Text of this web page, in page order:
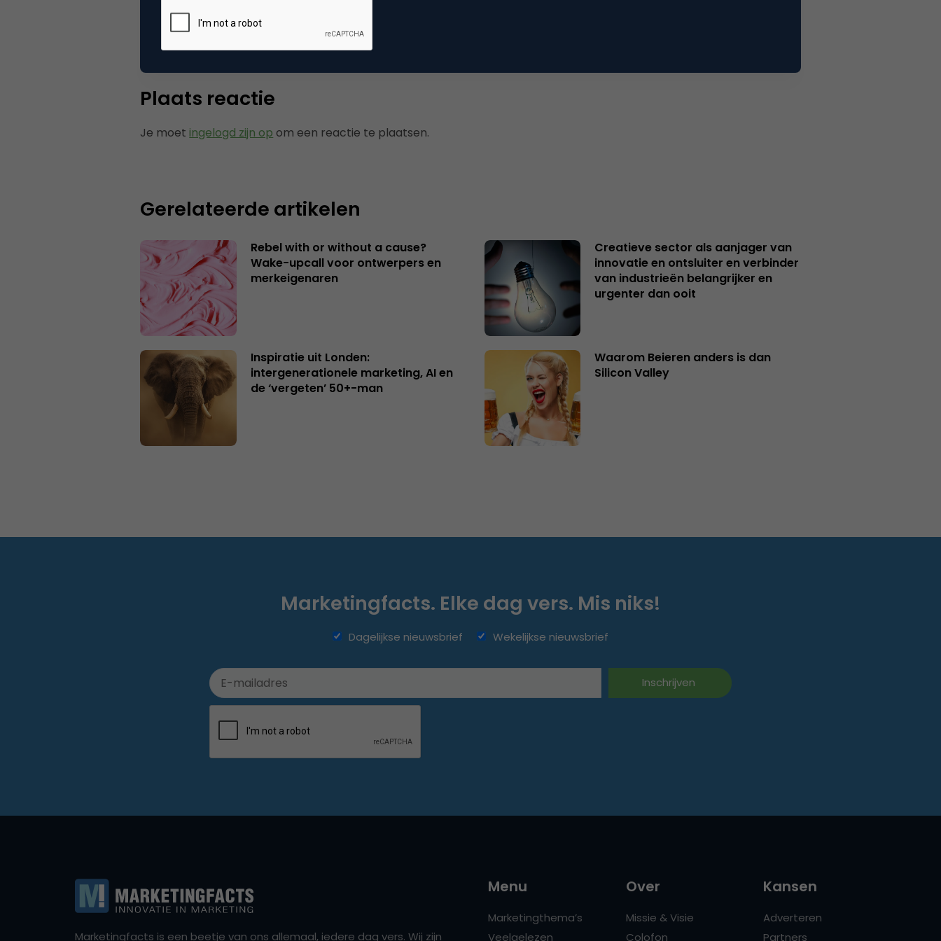
Categorie
Plaats reactie
Je moet ingelogd zijn op om een reactie te plaatsen.
Gerelateerde artikelen
Rebel with or without a cause?
Wake-upcall voor ontwerpers en
merkeigenaren
Creatieve sector als aanjager van
innovatie en ontsluiter en verbinder
van industrieën belangrijker en
urgenter dan ooit
Inspiratie uit Londen:
intergenerationele marketing, AI en
de ‘vergeten’ 50+-man
Waarom Beieren anders is dan
Silicon Valley
Marketingfacts. Elke dag vers. Mis niks!
Dagelijkse nieuwsbrief Wekelijkse nieuwsbrief
Marketingfacts is een beetje van ons allemaal, iedere dag vers. Wij zijn
Menu
Marketingthema’s
Veelgelezen
Over
Missie & Visie
Colofon
Kansen
Adverteren
Partners